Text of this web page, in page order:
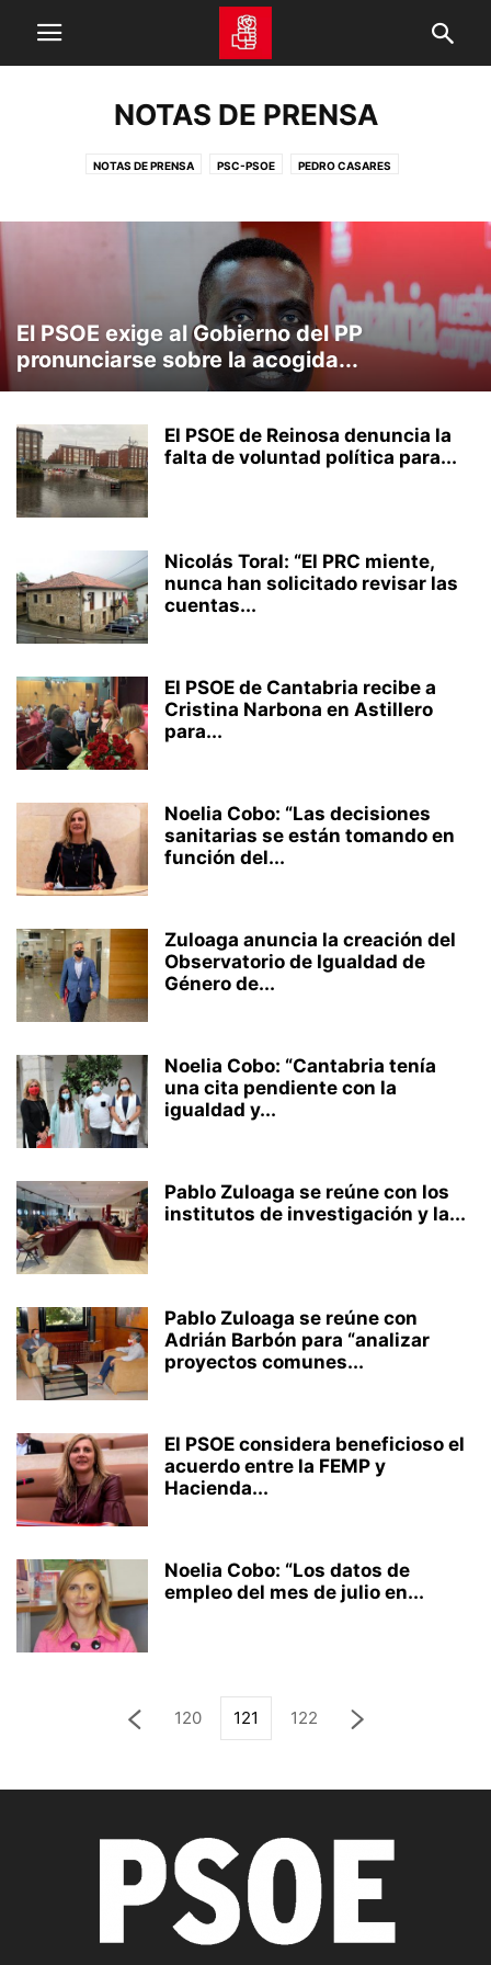
NOTAS DE PRENSA
NOTAS DE PRENSA PSC-PSOE PEDRO CASARES
El PSOE exige al Gobierno del PP
pronunciarse sobre la acogida...
El PSOE de Reinosa denuncia la
falta de voluntad política para...
Nicolás Toral: “El PRC miente,
nunca han solicitado revisar las
cuentas...
El PSOE de Cantabria recibe a
Cristina Narbona en Astillero
para...
Noelia Cobo: “Las decisiones
sanitarias se están tomando en
función del...
Zuloaga anuncia la creación del
Observatorio de Igualdad de
Género de...
Noelia Cobo: “Cantabria tenía
una cita pendiente con la
igualdad y...
Pablo Zuloaga se reúne con los
institutos de investigación y la...
Pablo Zuloaga se reúne con
Adrián Barbón para “analizar
proyectos comunes...
El PSOE considera beneficioso el
acuerdo entre la FEMP y
Hacienda...
Noelia Cobo: “Los datos de
empleo del mes de julio en...
120 121 122